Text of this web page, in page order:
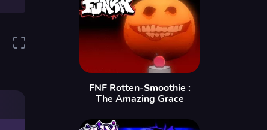
FNF Rotten-Smoothie :
The Amazing Grace